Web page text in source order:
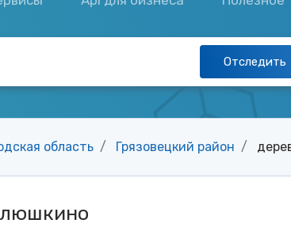
Отследить
область Грязовецкий район